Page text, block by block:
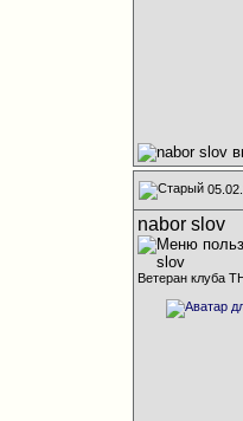
nabor slov
Ветеран клуба